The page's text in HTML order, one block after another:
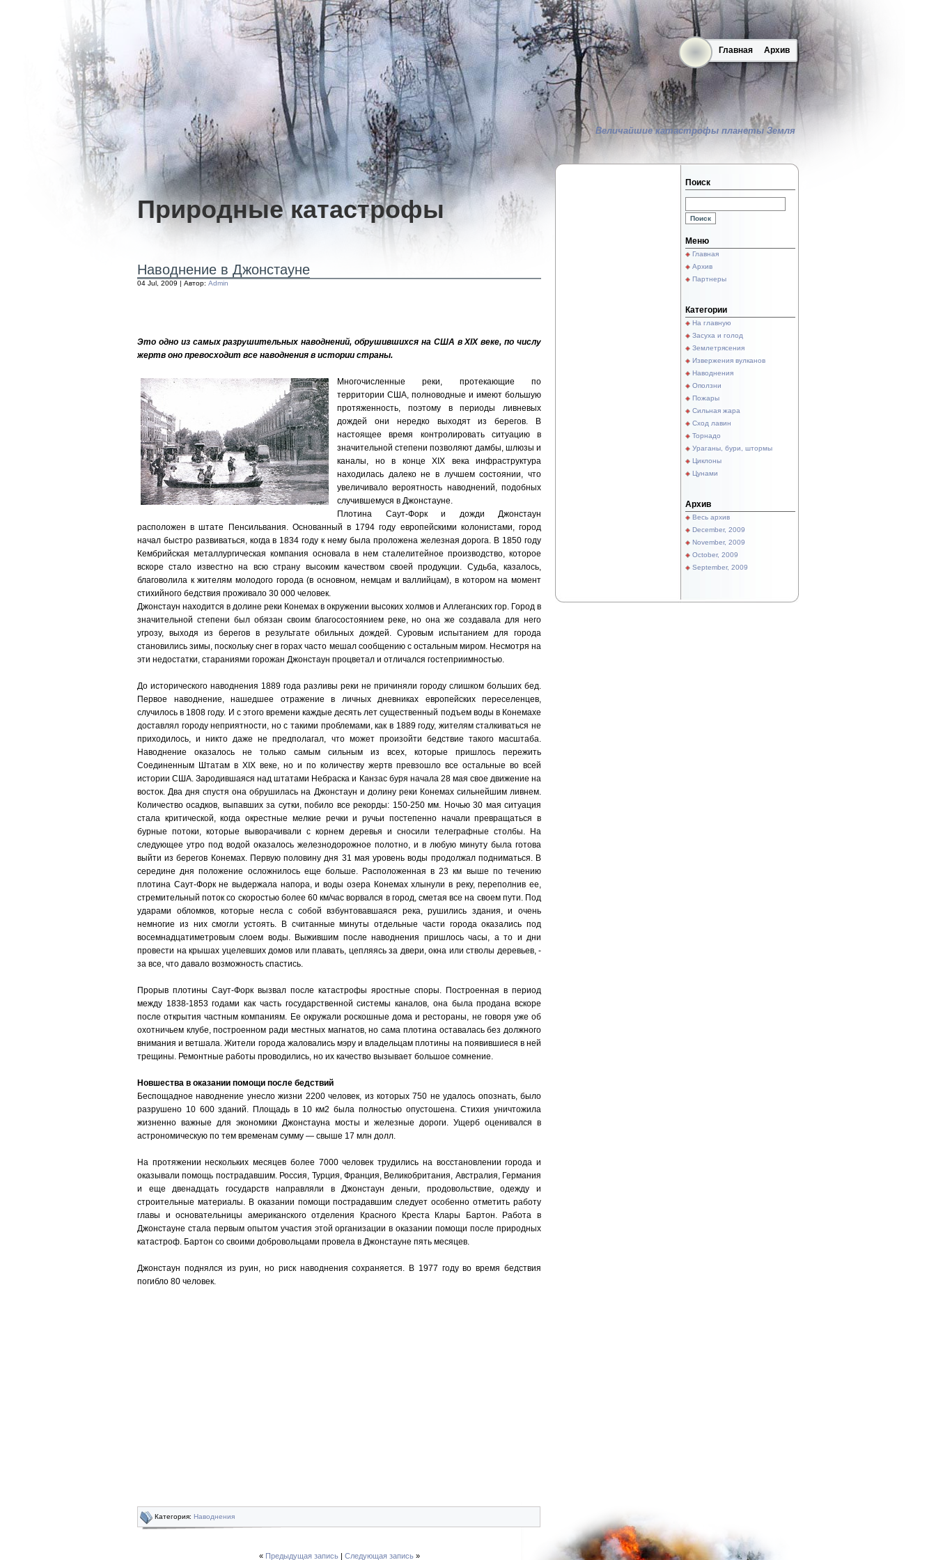
Природные катастрофы
Величайшие катастрофы планеты Земля
Главная Архив
Наводнение в Джонстауне
04 Jul, 2009 | Автор: Admin
Это одно из самых разрушительных наводнений, обрушившихся на США в XIX веке, по числу
жертв оно превосходит все наводнения в истории страны.
Многочисленные реки, протекающие по
территории США, полноводные и имеют большую
протяженность, поэтому в периоды ливневых
дождей они нередко выходят из берегов. В
настоящее время контролировать ситуацию в
значительной степени позволяют дамбы, шлюзы и
каналы, но в конце XIX века инфраструктура
находилась далеко не в лучшем состоянии, что
увеличивало вероятность наводнений, подобных
случившемуся в Джонстауне.
Плотина Саут-Форк и дожди Джонстаун
расположен в штате Пенсильвания. Основанный в 1794 году европейскими колонистами, город
начал быстро развиваться, когда в 1834 году к нему была проложена железная дорога. В 1850 году
Кембрийская металлургическая компания основала в нем сталелитейное производство, которое
вскоре стало известно на всю страну высоким качеством своей продукции. Судьба, казалось,
благоволила к жителям молодого города (в основном, немцам и валлийцам), в котором на момент
стихийного бедствия проживало 30 000 человек.
Джонстаун находится в долине реки Конемах в окружении высоких холмов и Аллеганских гор. Город в
значительной степени был обязан своим благосостоянием реке, но она же создавала для него
угрозу, выходя из берегов в результате обильных дождей. Суровым испытанием для города
становились зимы, поскольку снег в горах часто мешал сообщению с остальным миром. Несмотря на
эти недостатки, стараниями горожан Джонстаун процветал и отличался гостеприимностью.
До исторического наводнения 1889 года разливы реки не причиняли городу слишком больших бед.
Первое наводнение, нашедшее отражение в личных дневниках европейских переселенцев,
случилось в 1808 году. И с этого времени каждые десять лет существенный подъем воды в Конемахе
доставлял городу неприятности, но с такими проблемами, как в 1889 году, жителям сталкиваться не
приходилось, и никто даже не предполагал, что может произойти бедствие такого масштаба.
Наводнение оказалось не только самым сильным из всех, которые пришлось пережить
Соединенным Штатам в XIX веке, но и по количеству жертв превзошло все остальные во всей
истории США. Зародившаяся над штатами Небраска и Канзас буря начала 28 мая свое движение на
восток. Два дня спустя она обрушилась на Джонстаун и долину реки Конемах сильнейшим ливнем.
Количество осадков, выпавших за сутки, побило все рекорды: 150-250 мм. Ночью 30 мая ситуация
стала критической, когда окрестные мелкие речки и ручьи постепенно начали превращаться в
бурные потоки, которые выворачивали с корнем деревья и сносили телеграфные столбы. На
следующее утро под водой оказалось железнодорожное полотно, и в любую минуту была готова
выйти из берегов Конемах. Первую половину дня 31 мая уровень воды продолжал подниматься. В
середине дня положение осложнилось еще больше. Расположенная в 23 км выше по течению
плотина Саут-Форк не выдержала напора, и воды озера Конемах хлынули в реку, переполнив ее,
стремительный поток со скоростью более 60 км/час ворвался в город, сметая все на своем пути. Под
ударами обломков, которые несла с собой взбунтовавшаяся река, рушились здания, и очень
немногие из них смогли устоять. В считанные минуты отдельные части города оказались под
восемнадцатиметровым слоем воды. Выжившим после наводнения пришлось часы, а то и дни
провести на крышах уцелевших домов или плавать, цепляясь за двери, окна или стволы деревьев, -
за все, что давало возможность спастись.
Прорыв плотины Саут-Форк вызвал после катастрофы яростные споры. Построенная в период
между 1838-1853 годами как часть государственной системы каналов, она была продана вскоре
после открытия частным компаниям. Ее окружали роскошные дома и рестораны, не говоря уже об
охотничьем клубе, построенном ради местных магнатов, но сама плотина оставалась без должного
внимания и ветшала. Жители города жаловались мэру и владельцам плотины на появившиеся в ней
трещины. Ремонтные работы проводились, но их качество вызывает большое сомнение.
Новшества в оказании помощи после бедствий
Беспощадное наводнение унесло жизни 2200 человек, из которых 750 не удалось опознать, было
разрушено 10 600 зданий. Площадь в 10 км2 была полностью опустошена. Стихия уничтожила
жизненно важные для экономики Джонстауна мосты и железные дороги. Ущерб оценивался в
астрономическую по тем временам сумму — свыше 17 млн долл.
На протяжении нескольких месяцев более 7000 человек трудились на восстановлении города и
оказывали помощь пострадавшим. Россия, Турция, Франция, Великобритания, Австралия, Германия
и еще двенадцать государств направляли в Джонстаун деньги, продовольствие, одежду и
строительные материалы. В оказании помощи пострадавшим следует особенно отметить работу
главы и основательницы американского отделения Красного Креста Клары Бартон. Работа в
Джонстауне стала первым опытом участия этой организации в оказании помощи после природных
катастроф. Бартон со своими добровольцами провела в Джонстауне пять месяцев.
Джонстаун поднялся из руин, но риск наводнения сохраняется. В 1977 году во время бедствия
погибло 80 человек.
Категория: Наводнения
« Предыдущая запись| Следующая запись»
Поиск
Меню
Главная
Архив
Партнеры
Категории
На главную
Засуха и голод
Землетрясения
Извержения вулканов
Наводнения
Оползни
Пожары
Сильная жара
Сход лавин
Торнадо
Ураганы, бури, штормы
Циклоны
Цунами
Архив
Весь архив
December, 2009
November, 2009
October, 2009
September, 2009